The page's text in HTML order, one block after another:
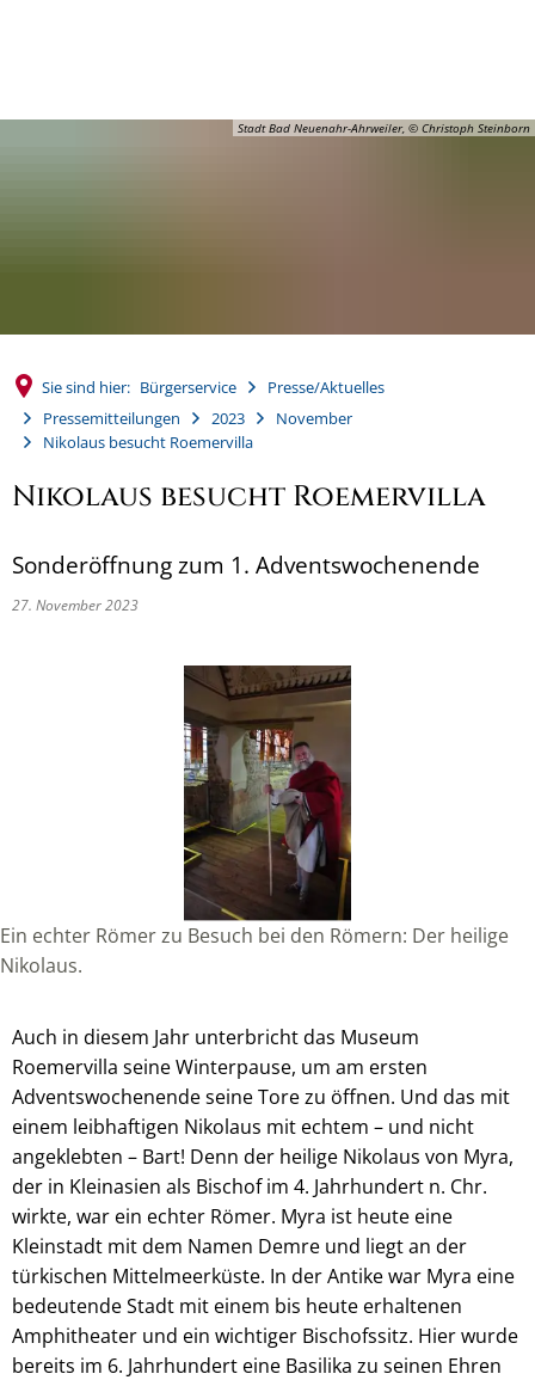
Stadt Bad Neuenahr-Ahrweiler, © Christoph Steinborn
Sie sind hier: Bürgerservice
Presse/Aktuelles
Pressemitteilungen
2023
November
Nikolaus besucht Roemervilla
Nikolaus besucht Roemervilla
Sonderöffnung zum 1. Adventswochenende
27. November 2023
Ein echter Römer zu Besuch bei den Römern: Der heilige
Nikolaus.
Auch in diesem Jahr unterbricht das Museum
Roemervilla seine Winterpause, um am ersten
Adventswochenende seine Tore zu öffnen. Und das mit
einem leibhaftigen Nikolaus mit echtem – und nicht
angeklebten – Bart! Denn der heilige Nikolaus von Myra,
der in Kleinasien als Bischof im 4. Jahrhundert n. Chr.
wirkte, war ein echter Römer. Myra ist heute eine
Kleinstadt mit dem Namen Demre und liegt an der
türkischen Mittelmeerküste. In der Antike war Myra eine
bedeutende Stadt mit einem bis heute erhaltenen
Amphitheater und ein wichtiger Bischofssitz. Hier wurde
bereits im 6. Jahrhundert eine Basilika zu seinen Ehren